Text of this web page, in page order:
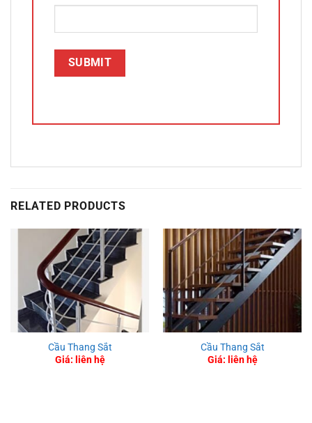
RELATED PRODUCTS
Cầu Thang Sắt
Giá: liên hệ
Cầu Thang Sắt
Giá: liên hệ